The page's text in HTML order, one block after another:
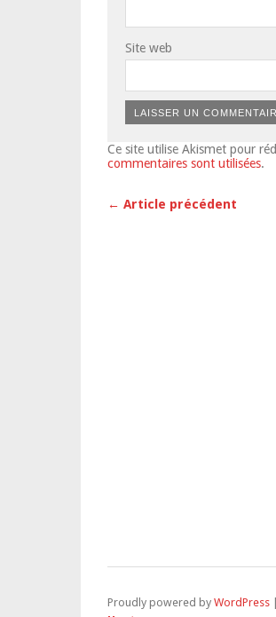
Site web
Ce site utilise Akismet pour
commentaires sont utilisées.
← Article précédent
Proudly powered by WordPress